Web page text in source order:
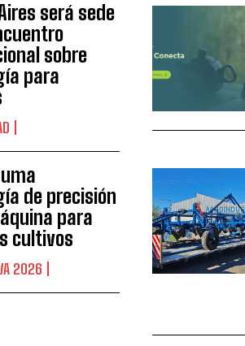
Suscribite
Leí y acepto la
será sede
sobre
para
de precisión
para
cultivos
2026